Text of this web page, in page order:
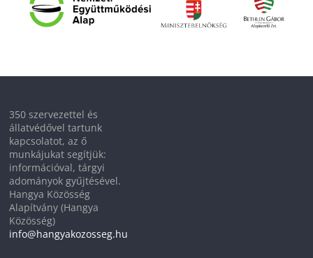
350 szervezettel és
állatvédővel tartunk
kapcsolatot, az ő
munkájukat segítjük:
információval, tárgyi
adományok gyűjtésével.
Hangya Közösség
Alapítvány (Hangya
Közösség)
info@hangyakozosseg.hu